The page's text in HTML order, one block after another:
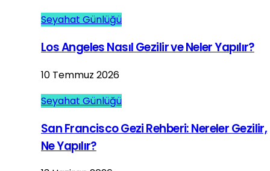
Seyahat Günlüğü
Los Angeles Nasıl Gezilir ve Neler Yapılır?
10 Temmuz 2026
Seyahat Günlüğü
San Francisco Gezi Rehberi: Nereler Gezilir,
Ne Yapılır?